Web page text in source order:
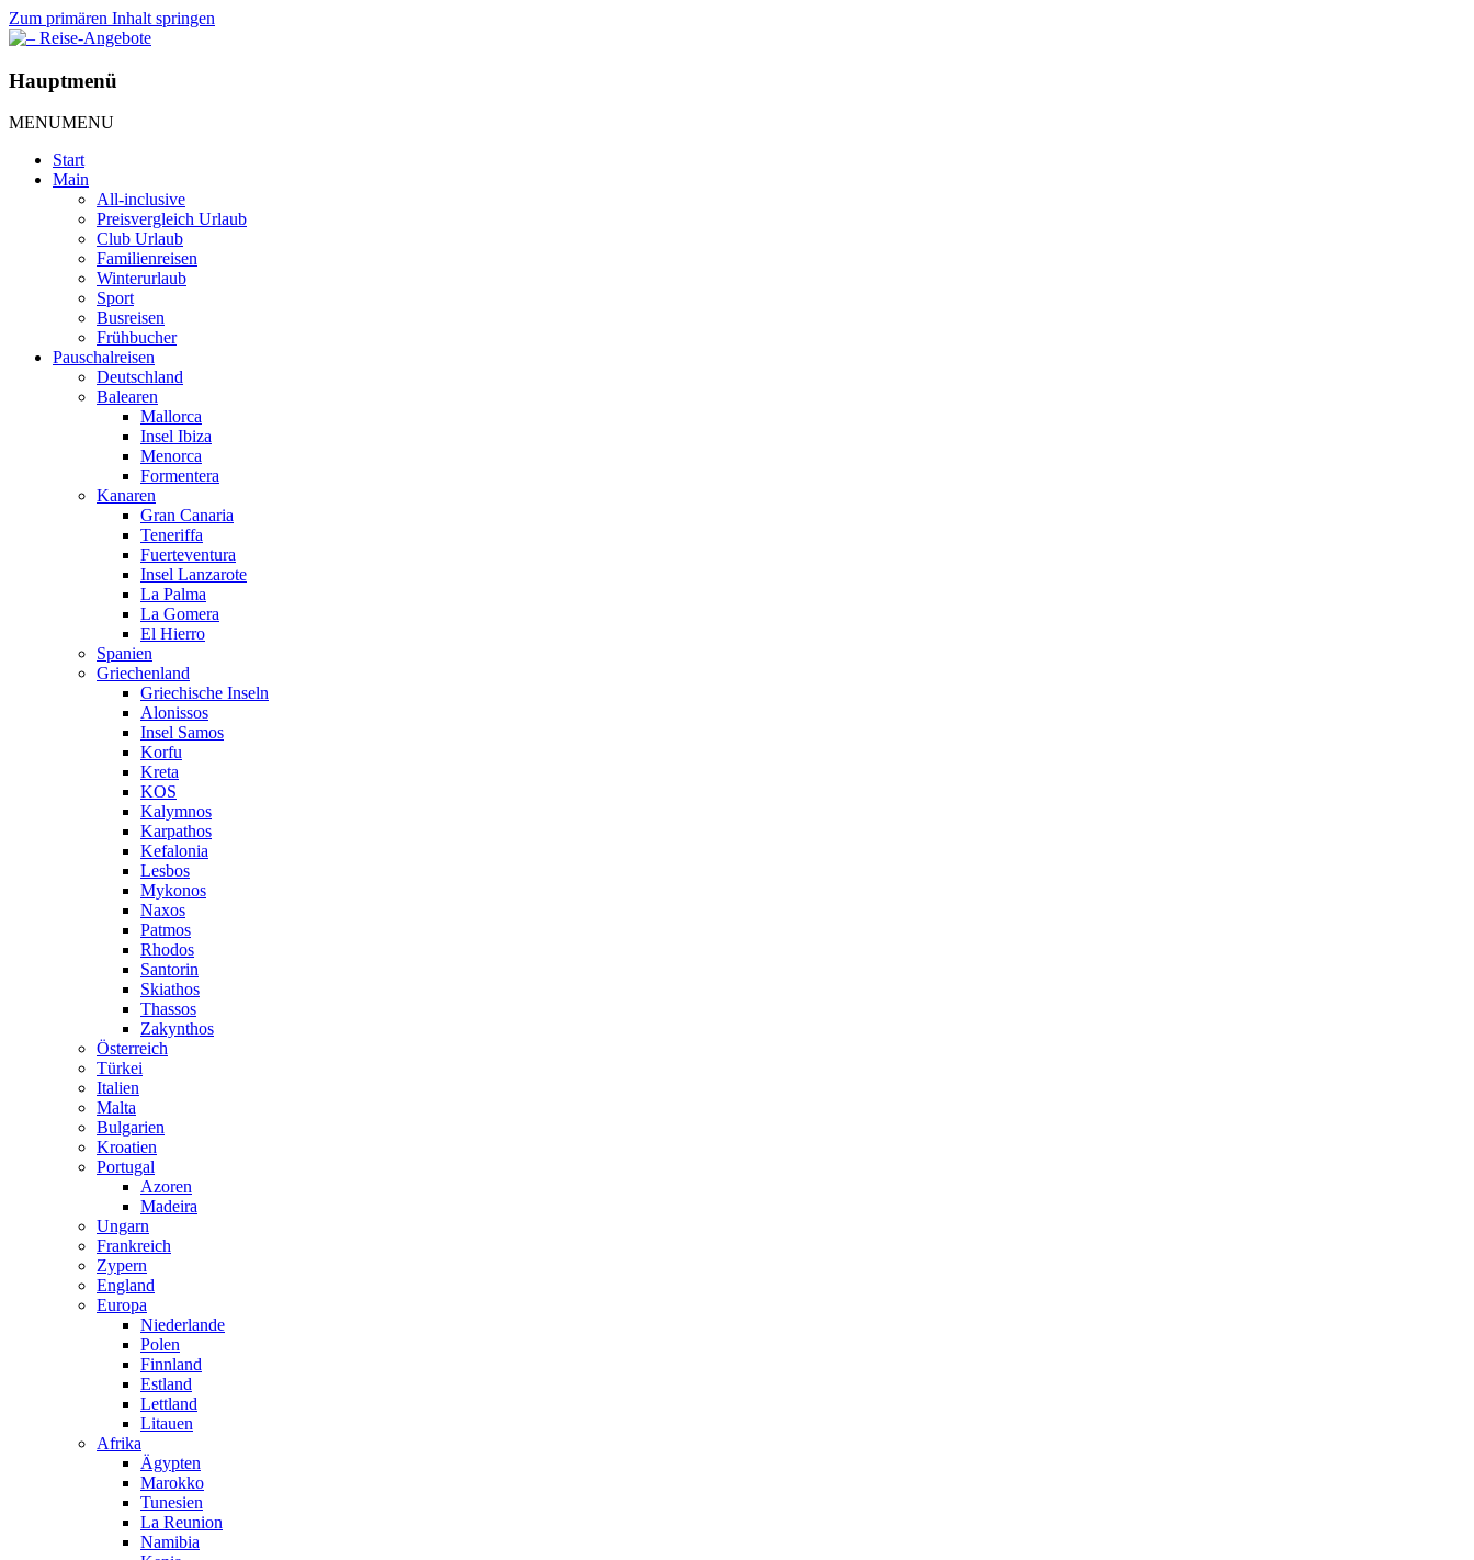
Zum primären Inhalt springen
– Reise-Angebote
Hauptmenü
MENUMENU
Start
Main
All-inclusive
Preisvergleich Urlaub
Club Urlaub
Familienreisen
Winterurlaub
Sport
Busreisen
Frühbucher
Pauschalreisen
Deutschland
Balearen
Mallorca
Insel Ibiza
Menorca
Formentera
Kanaren
Gran Canaria
Teneriffa
Fuerteventura
Insel Lanzarote
La Palma
La Gomera
El Hierro
Spanien
Griechenland
Griechische Inseln
Alonissos
Insel Samos
Korfu
Kreta
KOS
Kalymnos
Karpathos
Kefalonia
Lesbos
Mykonos
Naxos
Patmos
Rhodos
Santorin
Skiathos
Thassos
Zakynthos
Österreich
Türkei
Italien
Malta
Bulgarien
Kroatien
Portugal
Azoren
Madeira
Ungarn
Frankreich
Zypern
England
Europa
Niederlande
Polen
Finnland
Estland
Lettland
Litauen
Afrika
Ägypten
Marokko
Tunesien
La Reunion
Namibia